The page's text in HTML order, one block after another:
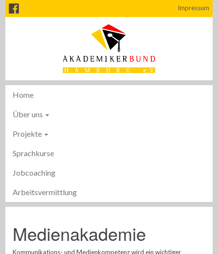
Impressum
Home
Über uns
Projekte
Sprachkurse
Jobcoaching
Arbeitsvermittlung
Medienakademie
Kommunikations- und Medienkompetenz wird ein wichtiger